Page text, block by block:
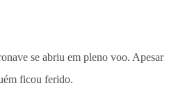
se abriu em pleno voo. Apesar
ficou ferido.